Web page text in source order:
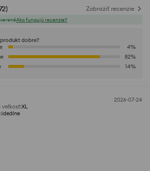
) Zobraziť recenzie
Ako fungujú recenzie?
dobre?
4%
82%
14%
2026-07-24
veľkosť:XL
:ideálne